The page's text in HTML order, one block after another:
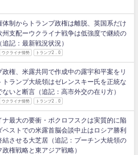
体制からトランプ政権は離脱、英国系だけ
州支配ーウクライナ戦争は低強度で継続の
記：最新戦況状況）
ウクライナ情勢 トランプ2．0
政権、米露共同で作成中の露宇和平案をリ
トランプ大統領はゼレンスキー氏を正統な
ないと断言（追記：高市外交の在り方）
ウクライナ情勢 トランプ2．0
ナ最大の要衝・ポクロフスクは実質的に陥
ペストでの米露首脳会談中止はロシア勝利
結させる大芝居（追記：プーチン大統領の
権戦略と東アジア戦略）